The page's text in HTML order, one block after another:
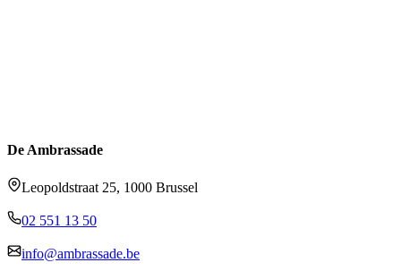
De Ambrassade
Leopoldstraat 25, 1000 Brussel
02 551 13 50
info@ambrassade.be